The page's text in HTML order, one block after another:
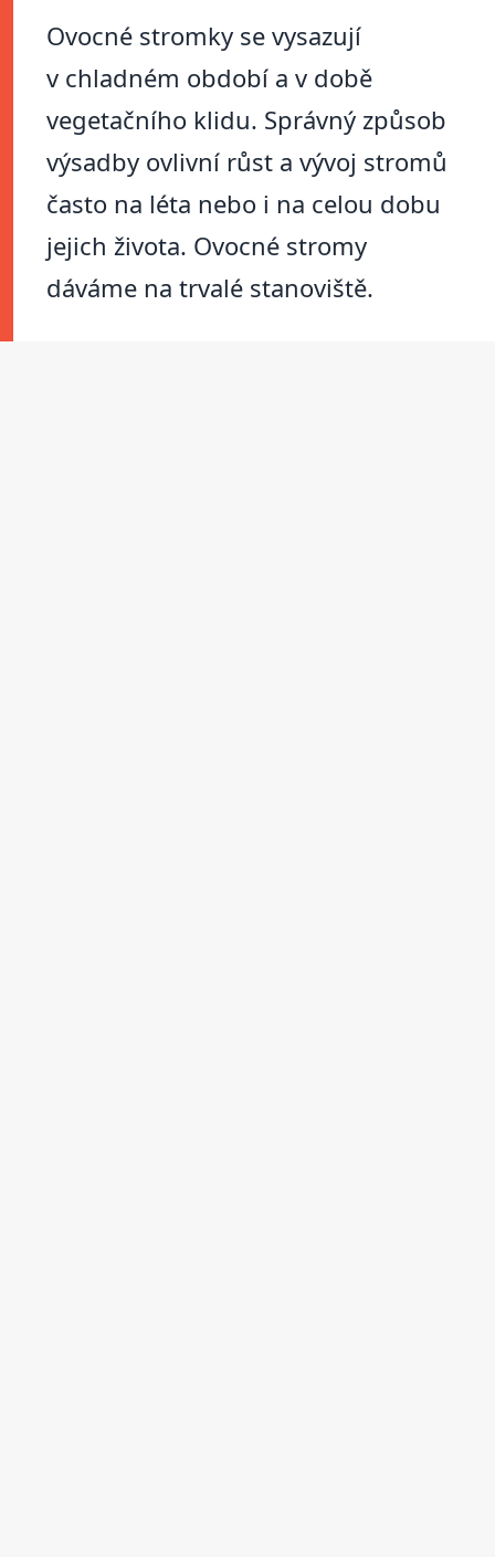
Ovocné stromky se vysazují
v chladném období a v době
vegetačního klidu. Správný způsob
výsadby ovlivní růst a vývoj stromů
často na léta nebo i na celou dobu
jejich života. Ovocné stromy
dáváme na trvalé stanoviště.